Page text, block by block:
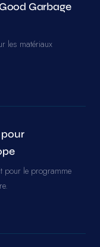
Garbage
les matériaux
pour le programme